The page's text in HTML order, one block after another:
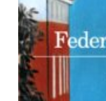
Kontakt